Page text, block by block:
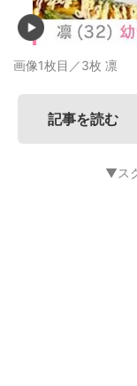
画像1枚目／3枚 凛
記事を読む
▼ス